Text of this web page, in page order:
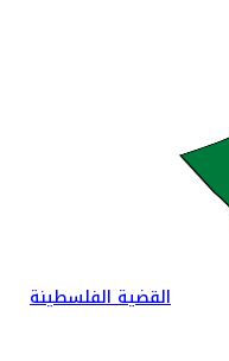
القضية الفلسطينة